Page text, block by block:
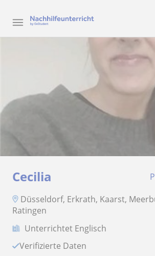
Cecilia
Düsseldorf, Erkrath, Kaarst,
Ratingen
Unterrichtet Englisch
Verifizierte Daten